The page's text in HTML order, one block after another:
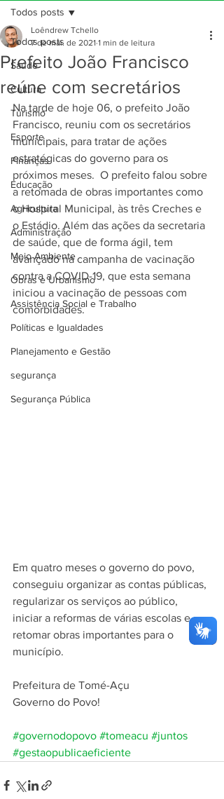
Todos posts
Saúde
Cultura
Turismo
Esporte
Finanças
Educação
Agricultura
Administração
Meio Ambiente
Obras e Urbanismo
Assistência Social e Trabalho
Políticas e Igualdades
Planejamento e Gestão
segurança
Segurança Pública
Todos posts
Prefeito João Francisco
reúne com secretários
Loêndrew Tchello
7 de mai. de 2021 1 min de leitura
Na tarde de hoje 06, o prefeito João
Francisco, reuniu com os secretários
municipais, para tratar de ações
estratégicas do governo para os
próximos meses.  O prefeito falou sobre
a retomada de obras importantes como
o Hospital Municipal, às três Creches e
o Estádio. Além das ações da secretaria
de saúde, que de forma ágil, tem
avançado na campanha de vacinação
contra a COVID-19, que esta semana
iniciou a vacinação de pessoas com
comorbidades.
Em quatro meses o governo do povo,
conseguiu organizar as contas públicas,
regularizar os serviços ao público,
iniciar a reformas de várias escolas e
retomar obras importantes para o
município.
Prefeitura de Tomé-Açu
Governo do Povo!
#governodopovo #tomeacu #juntos
#gestaopublicaeficiente